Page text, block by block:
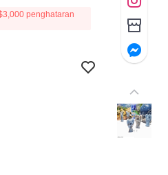
penghataran